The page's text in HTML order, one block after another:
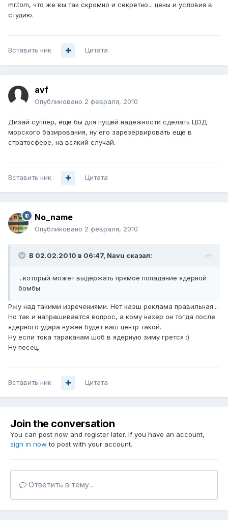
mr.tom, что же вы так скромно и секретно... цены и условия в
студию.
Вставить ник Цитата
avf
Опубликовано 2 февраля, 2010
Дизай суппер, еще бы для пущей надежности сделать ЦОД
морского базирования, ну его зарезервировать еще в
стратосфере, на всякий случай.
Вставить ник Цитата
No_name
Опубликовано 2 февраля, 2010
В 02.02.2010 в 06:47, Navu сказал:
...который может выдержать прямое попадание ядерной
бомбы
Ржу над такими изречениями. Нет каэш реклама правильная...
Но так и напрашивается вопрос, а кому нахер он тогда после
ядерного удара нужен будет ваш центр такой.
Ну если тока тараканам шоб в ядерную зиму грется :)
Ну песец.
Вставить ник Цитата
Join the conversation
You can post now and register later. If you have an account,
sign in now to post with your account.
Ответить в тему...